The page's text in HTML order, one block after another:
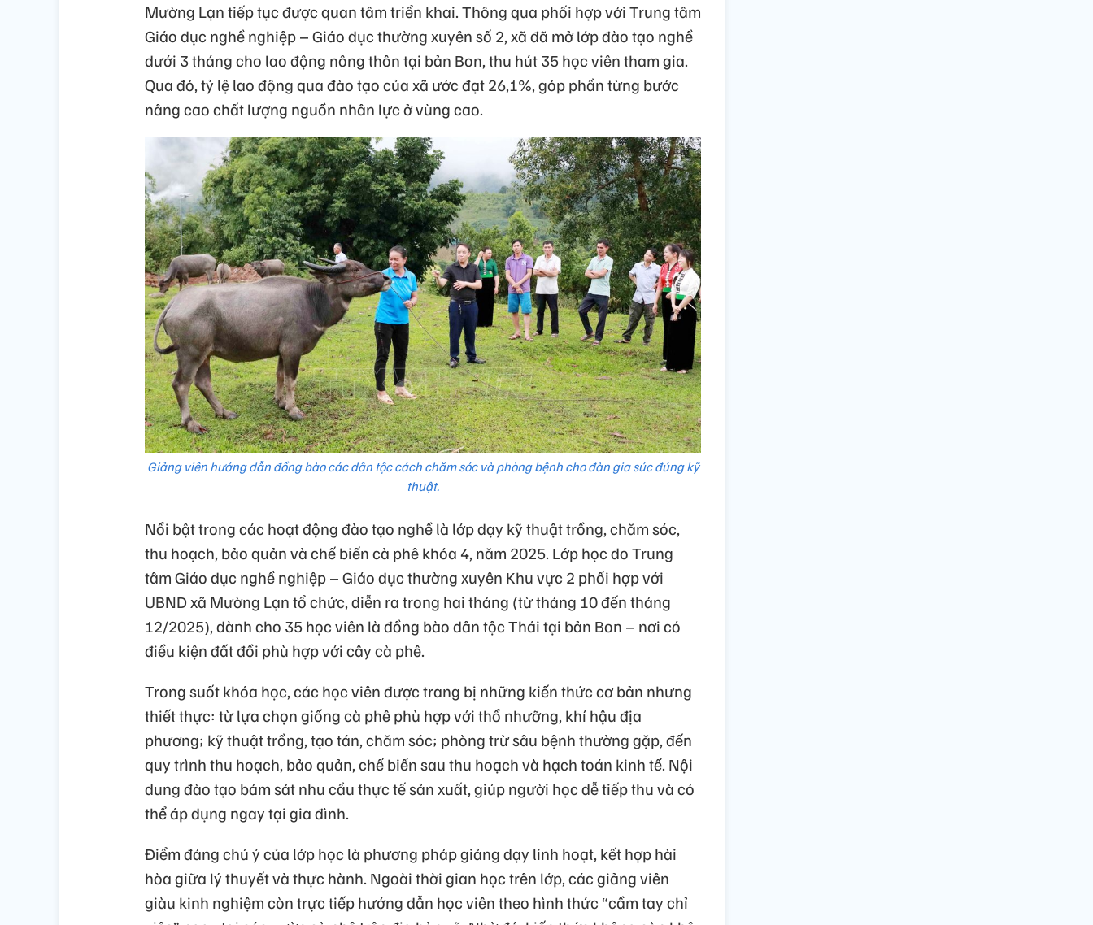
Mường Lạn tiếp tục được quan tâm triển khai. Thông qua phối hợp với Trung tâm
Giáo dục nghề nghiệp – Giáo dục thường xuyên số 2, xã đã mở lớp đào tạo nghề
dưới 3 tháng cho lao động nông thôn tại bản Bon, thu hút 35 học viên tham gia.
Qua đó, tỷ lệ lao động qua đào tạo của xã ước đạt 26,1%, góp phần từng bước
nâng cao chất lượng nguồn nhân lực ở vùng cao.
Giảng viên hướng dẫn đồng bào các dân tộc cách chăm sóc và phòng bệnh cho đàn gia súc đúng kỹ
thuật.
Nổi bật trong các hoạt động đào tạo nghề là lớp dạy kỹ thuật trồng, chăm sóc,
thu hoạch, bảo quản và chế biến cà phê khóa 4, năm 2025. Lớp học do Trung
tâm Giáo dục nghề nghiệp – Giáo dục thường xuyên Khu vực 2 phối hợp với
UBND xã Mường Lạn tổ chức, diễn ra trong hai tháng (từ tháng 10 đến tháng
12/2025), dành cho 35 học viên là đồng bào dân tộc Thái tại bản Bon – nơi có
điều kiện đất đồi phù hợp với cây cà phê.
Trong suốt khóa học, các học viên được trang bị những kiến thức cơ bản nhưng
thiết thực: từ lựa chọn giống cà phê phù hợp với thổ nhưỡng, khí hậu địa
phương; kỹ thuật trồng, tạo tán, chăm sóc; phòng trừ sâu bệnh thường gặp, đến
quy trình thu hoạch, bảo quản, chế biến sau thu hoạch và hạch toán kinh tế. Nội
dung đào tạo bám sát nhu cầu thực tế sản xuất, giúp người học dễ tiếp thu và có
thể áp dụng ngay tại gia đình.
Điểm đáng chú ý của lớp học là phương pháp giảng dạy linh hoạt, kết hợp hài
hòa giữa lý thuyết và thực hành. Ngoài thời gian học trên lớp, các giảng viên
giàu kinh nghiệm còn trực tiếp hướng dẫn học viên theo hình thức “cầm tay chỉ